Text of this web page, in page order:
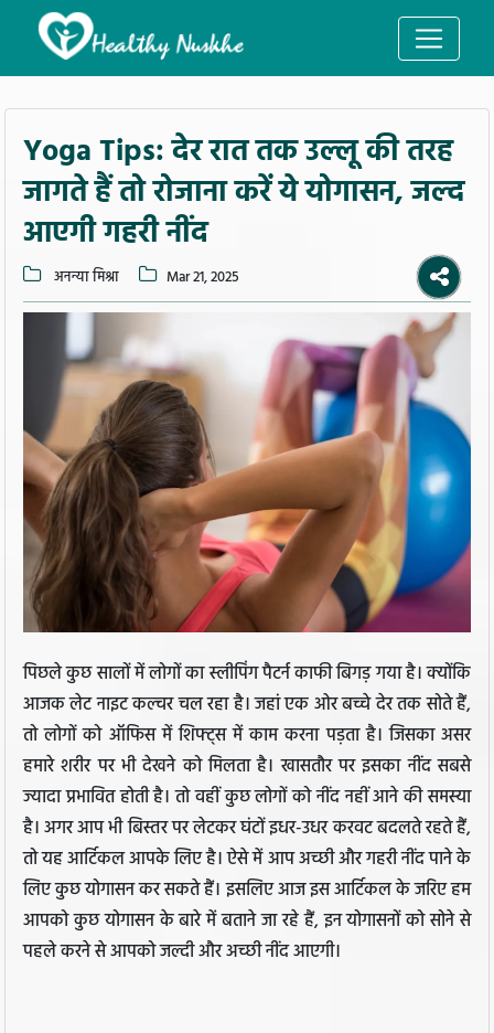
Yoga Tips: देर रात तक उल्‍लू की तरह
जागते हैं तो रोजाना करें ये योगासन, जल्द
आएगी गहरी नींद
अनन्या मिश्रा Mar 21, 2025
पिछले कुछ सालों में लोगों का स्लीपिंग पैटर्न काफी बिगड़ गया है। क्योंकि
आजक लेट नाइट कल्चर चल रहा है। जहां एक ओर बच्चे देर तक सोते हैं,
तो लोगों को ऑफिस में शिफ्ट्स में काम करना पड़ता है। जिसका असर
हमारे शरीर पर भी देखने को मिलता है। खासतौर पर इसका नींद सबसे
ज्यादा प्रभावित होती है। तो वहीं कुछ लोगों को नींद नहीं आने की समस्या
है। अगर आप भी बिस्तर पर लेटकर घंटों इधर-उधर करवट बदलते रहते हैं,
तो यह आर्टिकल आपके लिए है। ऐसे में आप अच्छी और गहरी नींद पाने के
लिए कुछ योगासन कर सकते हैं। इसलिए आज इस आर्टिकल के जरिए हम
आपको कुछ योगासन के बारे में बताने जा रहे हैं, इन योगासनों को सोने से
पहले करने से आपको जल्दी और अच्छी नींद आएगी।